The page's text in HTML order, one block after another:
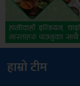
हाम्रो टीम